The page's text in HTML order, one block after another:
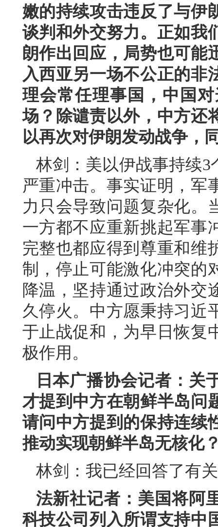
嫩的持续攻击违反了与伊
谈判和外交努力。正如我
朗作出回应，局势也可能
入西亚另一场不公正的非
理会常任理事国，中国
场？除谴责以外，中方还
以再次对伊朗发动战争，
林剑：美以伊战事持续
严重冲击。事实证明，军
力只会导致问题复杂化。
一方都不应重新挑起军事
完整也都应得到尊重和维
制，停止可能激化冲突的
降温，坚持通过政治外交
久停火。中方愿秉持习近
于止战促和，为早日恢复
极作用。
日本广播协会记者：关
才提到中方在朝鲜半岛问
请问中方提到的保持连续
推动实现朝鲜半岛无核化
林剑：我已经回答了有
法新社记者：美国将阿
科技公司列入所谓支持中